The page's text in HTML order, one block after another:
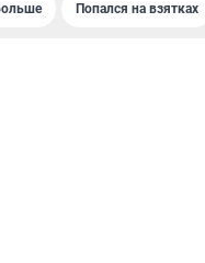
Попался на взятках